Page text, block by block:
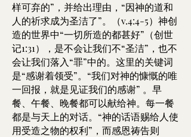
样可弃的”，并给出理由，“因神的道和
人的祈求成为圣洁了”。（v.4:4-5）神创
造的世界中“一切所造的都甚好”（创世
记1:31），是不会让我们不“圣洁”，也不
会让我们落入“罪”中的。这里的关键词
是“感谢着领受”。“我们对神的慷慨的唯
一回报，就是见证我们的感谢” 。早
餐、午餐、晚餐都可以献给神。每一餐
都是与天上的对话。“神的话语赐给人使
用受造之物的权利”，而感恩祷告则